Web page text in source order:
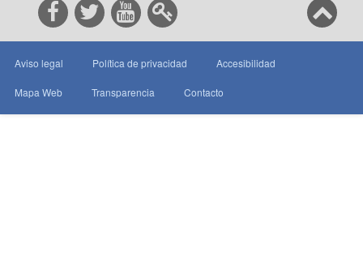
Aviso legal Política de privacidad Accesibilidad
Mapa Web Transparencia Contacto